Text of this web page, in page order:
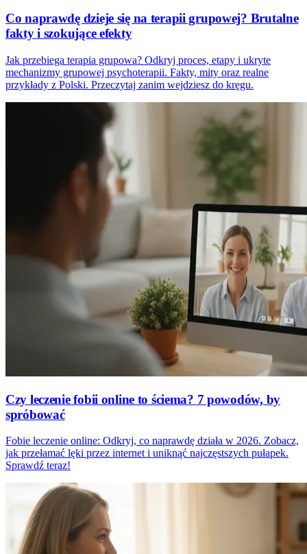
Co naprawdę dzieje się na terapii grupowej? Brutalne
fakty i szokujące efekty
Jak przebiega terapia grupowa? Odkryj proces, etapy i ukryte
mechanizmy grupowej psychoterapii. Fakty, mity oraz realne
przykłady z Polski. Przeczytaj zanim wejdziesz do kręgu.
Czy leczenie fobii online to ściema? 7 powodów, by
spróbować
Fobie leczenie online: Odkryj, co naprawdę działa w 2026. Zobacz,
jak przełamać lęki przez internet i uniknąć najczęstszych pułapek.
Sprawdź teraz!